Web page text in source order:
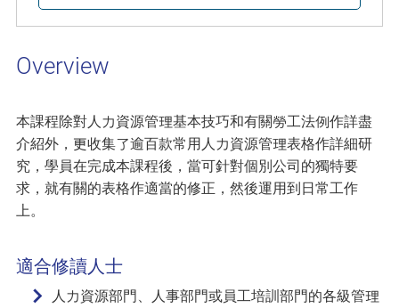
Overview
本課程除對人力資源管理基本技巧和有關勞工法例作詳盡
介紹外，更收集了逾百款常用人力資源管理表格作詳細研
究，學員在完成本課程後，當可針對個別公司的獨特要
求，就有關的表格作適當的修正，然後運用到日常工作
上。
適合修讀人士
人力資源部門、人事部門或員工培訓部門的各級管理